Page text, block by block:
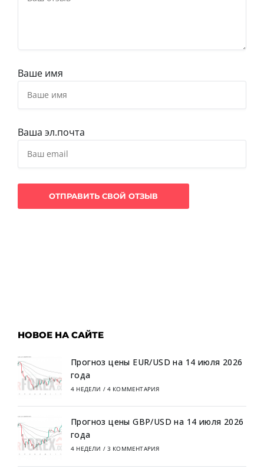
Ваше имя
Ваша эл.почта
НОВОЕ НА САЙТЕ
Прогноз цены EUR/USD на 14 июля 2026
года
4 НЕДЕЛИ / 4 КОММЕНТАРИЯ
Прогноз цены GBP/USD на 14 июля 2026
года
4 НЕДЕЛИ / 3 КОММЕНТАРИЯ